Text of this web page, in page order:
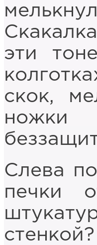
эти
скок,
ножки
Слева
печки